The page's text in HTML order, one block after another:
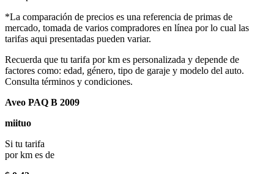
*La comparación de precios es una referencia de primas de
mercado, tomada de varios compradores en línea por lo cual las
tarifas aqui presentadas pueden variar.
Recuerda que tu tarifa por km es personalizada y depende de
factores como: edad, género, tipo de garaje y modelo del auto.
Consulta términos y condiciones.
Aveo PAQ B 2009
miituo
Si tu tarifa
por km es de